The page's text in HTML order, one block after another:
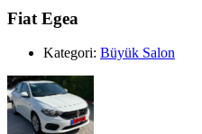
Fiat Egea
Kategori: Büyük Salon